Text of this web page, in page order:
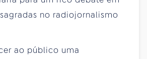
no radiojornalismo
ao público uma